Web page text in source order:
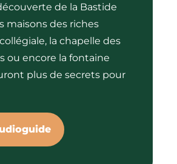
de la Bastide
maisons des riches
la chapelle des
ou encore la fontaine
plus de secrets pour